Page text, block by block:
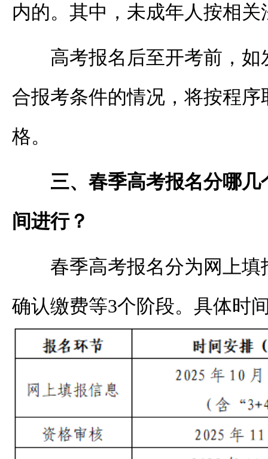
内的。其中，未成年人按相
高考报名后至开考前，
合报考条件的情况，将按程
格。
三、春季高考报名分哪
间进行？
春季高考报名分为网上
确认缴费等3个阶段。具体时